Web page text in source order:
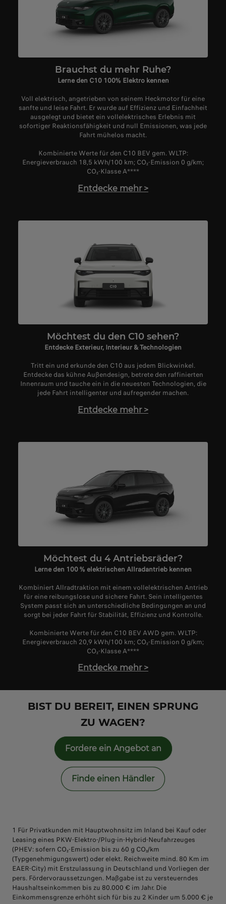
Brauchst du mehr Ruhe?
Lerne den C10 100% Elektro kennen
Voll elektrisch, angetrieben von seinem Heckmotor für eine
sanfte und leise Fahrt. Er wurde auf Effizienz und Einfachheit
ausgelegt und bietet ein vollelektrisches Erlebnis mit
sofortiger Reaktionsfähigkeit und null Emissionen, was jede
Fahrt mühelos macht.
Kombinierte Werte für den C10 BEV gem. WLTP:
Energieverbrauch 18,5 kWh/100 km; CO₂-Emission 0 g/km;
CO₂-Klasse A****
Entdecke mehr>
Möchtest du den C10 sehen?
Entdecke Exterieur, Interieur & Technologien
Tritt ein und erkunde den C10 aus jedem Blickwinkel.
Entdecke das kühne Außendesign, betrete den raffinierten
Innenraum und tauche ein in die neuesten Technologien, die
jede Fahrt intelligenter und aufregender machen.
Entdecke mehr>
Möchtest du 4 Antriebsräder?
Lerne den 100 % elektrischen Allradantrieb kennen
Kombiniert Allradtraktion mit einem vollelektrischen Antrieb
für eine reibungslose und sichere Fahrt. Sein intelligentes
System passt sich an unterschiedliche Bedingungen an und
sorgt bei jeder Fahrt für Stabilität, Effizienz und Kontrolle.
Kombinierte Werte für den C10 BEV AWD gem. WLTP:
Energieverbrauch 20,9 kWh/100 km; CO₂-Emission 0 g/km;
CO₂-Klasse A****
Entdecke mehr>
BIST DU BEREIT, EINEN SPRUNG
ZU WAGEN?
Fordere ein Angebot an
Finde einen Händler
1 Für Privatkunden mit Hauptwohnsitz im Inland bei Kauf oder
Leasing eines PKW-Elektro-/Plug-in-Hybrid-Neufahrzeuges
(PHEV: sofern CO₂-Emission bis zu 60 g CO₂/km
(Typgenehmigungswert) oder elekt. Reichweite mind. 80 Km im
EAER-City) mit Erstzulassung in Deutschland und Vorliegen der
pers. Fördervoraussetzungen. Maßgabe ist zu versteuerndes
Haushaltseinkommen bis zu 80.000 € im Jahr. Die
Einkommensgrenze erhöht sich für bis zu 2 Kinder um 5.000 € je